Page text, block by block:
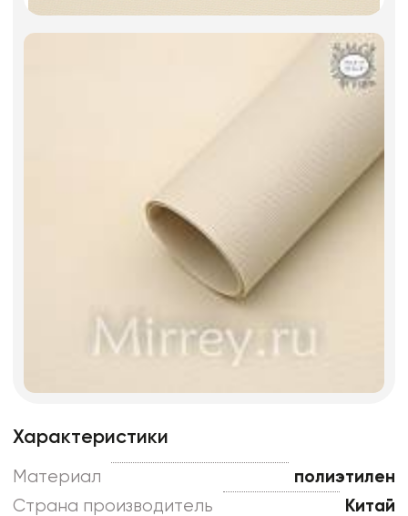
Характеристики
Материал
полиэтилен
Страна производитель
Китай